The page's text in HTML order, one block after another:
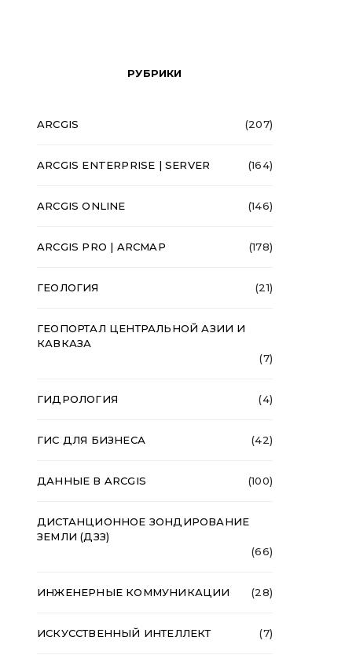
РУБРИКИ
ARCGIS (207)
ARCGIS ENTERPRISE | SERVER (164)
ARCGIS ONLINE (146)
ARCGIS PRO | ARCMAP (178)
ГЕОЛОГИЯ (21)
ГЕОПОРТАЛ ЦЕНТРАЛЬНОЙ АЗИИ И
КАВКАЗА
(7)
ГИДРОЛОГИЯ (4)
ГИС ДЛЯ БИЗНЕСА (42)
ДАННЫЕ В ARCGIS (100)
ДИСТАНЦИОННОЕ ЗОНДИРОВАНИЕ
ЗЕМЛИ (ДЗЗ)
(66)
ИНЖЕНЕРНЫЕ КОММУНИКАЦИИ (28)
ИСКУССТВЕННЫЙ ИНТЕЛЛЕКТ (7)